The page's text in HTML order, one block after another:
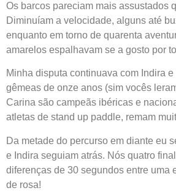
Os barcos pareciam mais assustados
Diminuíam a velocidade, alguns até
enquanto em torno de quarenta
amarelos espalhavam se a gosto por
Minha disputa continuava com Indira
gêmeas de onze anos (sim vocês
Carina são campeãs ibéricas e
atletas de stand up paddle, remam
Da metade do percurso em diante eu
e Indira seguiam atrás. Nós quatro
diferenças de 30 segundos entre uma
de rosa!